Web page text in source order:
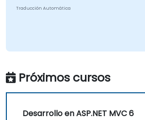
Traducción Automática
Próximos cursos
Desarrollo en ASP.NET MVC 6